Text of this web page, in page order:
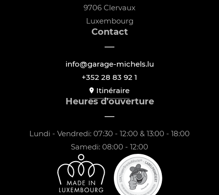
9706 Clervaux
Luxembourg
Contact
info@garage-michels.lu
+352 28 83 92 1
Itinéraire
Heures d'ouverture
Lundi - Vendredi: 07:30 - 12:00 & 13:00 - 18:00
Samedi: 08:00 - 12:00